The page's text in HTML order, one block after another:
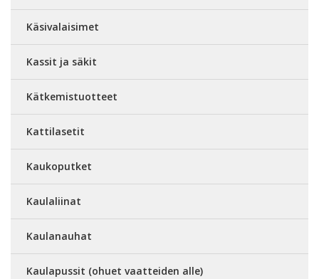
Käsivalaisimet
Kassit ja säkit
Kätkemistuotteet
Kattilasetit
Kaukoputket
Kaulaliinat
Kaulanauhat
Kaulapussit (ohuet vaatteiden alle)